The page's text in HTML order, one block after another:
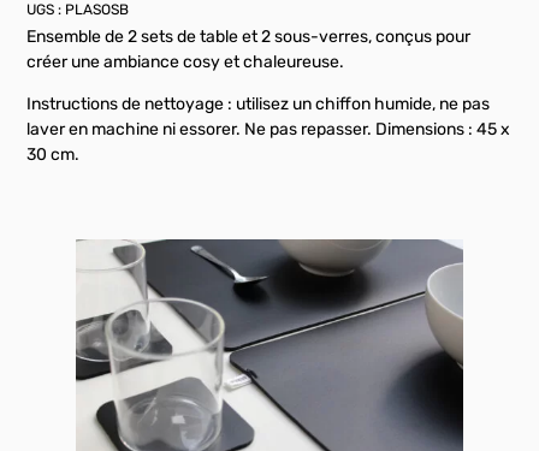
UGS : PLASOSB
Ensemble de 2 sets de table et 2 sous-verres, conçus pour
créer une ambiance cosy et chaleureuse.
Instructions de nettoyage : utilisez un chiffon humide, ne pas
laver en machine ni essorer. Ne pas repasser. Dimensions : 45 x
30 cm.